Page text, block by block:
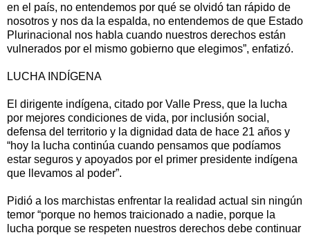
en el país, no entendemos por qué se olvidó tan rápido de
nosotros y nos da la espalda, no entendemos de que Estado
Plurinacional nos habla cuando nuestros derechos están
vulnerados por el mismo gobierno que elegimos”, enfatizó.
LUCHA INDÍGENA
El dirigente indígena, citado por Valle Press, que la lucha
por mejores condiciones de vida, por inclusión social,
defensa del territorio y la dignidad data de hace 21 años y
“hoy la lucha continúa cuando pensamos que podíamos
estar seguros y apoyados por el primer presidente indígena
que llevamos al poder”.
Pidió a los marchistas enfrentar la realidad actual sin ningún
temor “porque no hemos traicionado a nadie, porque la
lucha porque se respeten nuestros derechos debe continuar